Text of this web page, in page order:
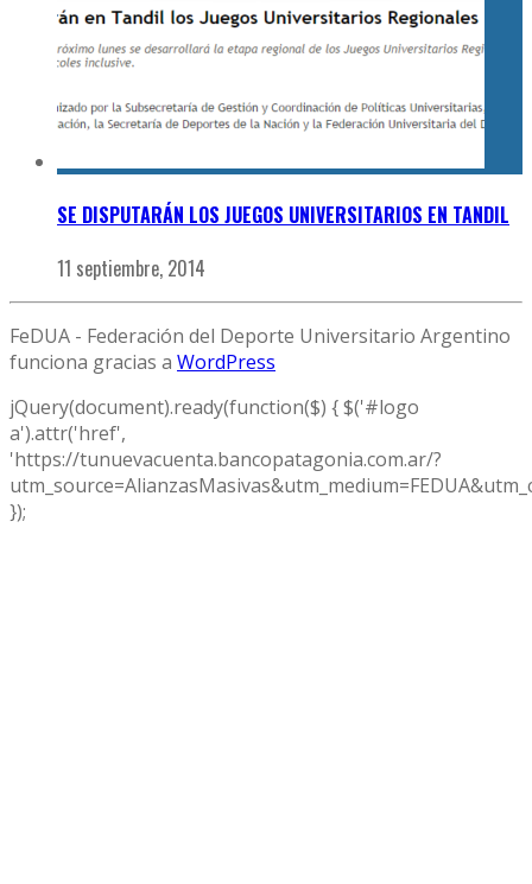
SE DISPUTARÁN LOS JUEGOS UNIVERSITARIOS EN TANDIL
11 septiembre, 2014
FeDUA - Federación del Deporte Universitario Argentino
funciona gracias a WordPress
jQuery(document).ready(function($) { $('#logo
a').attr('href',
'https://tunuevacuenta.bancopatagonia.com.ar/?
});